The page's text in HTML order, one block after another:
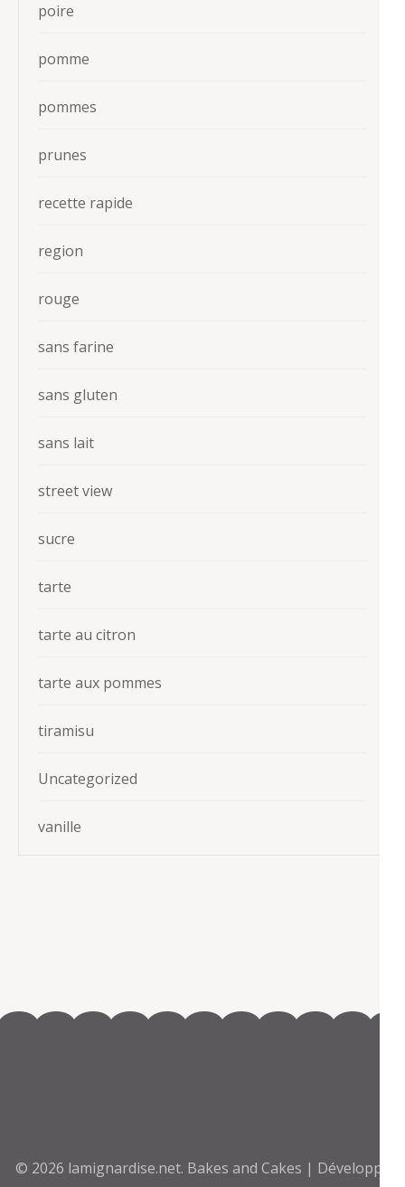
poire
pomme
pommes
prunes
recette rapide
region
rouge
sans farine
sans gluten
sans lait
street view
sucre
tarte
tarte au citron
tarte aux pommes
tiramisu
Uncategorized
vanille
© 2026 lamignardise.net. Bakes and Cakes | Développé